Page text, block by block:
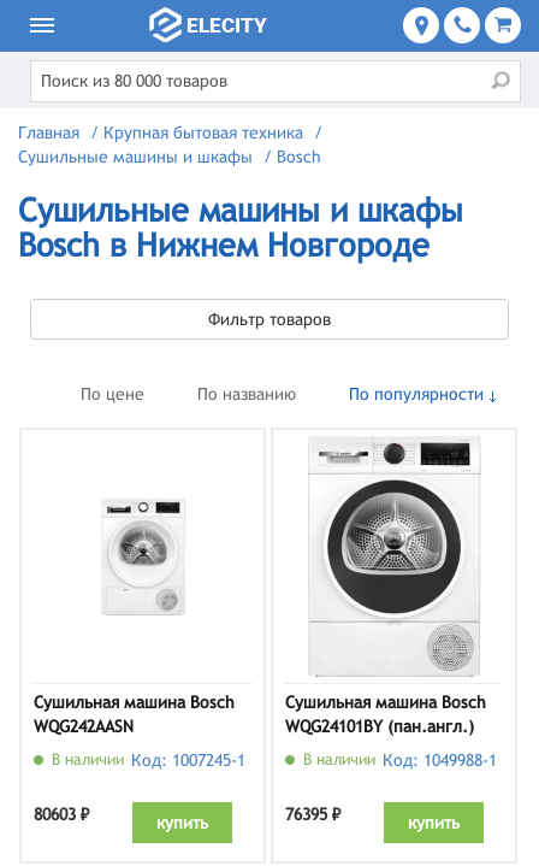
Главная / Крупная бытовая техника
/
Сушильные машины и шкафы
/ Bosch
Сушильные машины и шкафы
Bosch в Нижнем Новгороде
Фильтр товаров
По цене По названию По популярности
Сушильная машина Bosch
WQG242AASN
В наличии Код: 1007245-1
80603 ₽ купить
Сушильная машина Bosch
WQG24101BY (пан.англ.)
В наличии Код: 1049988-1
76395 ₽ купить